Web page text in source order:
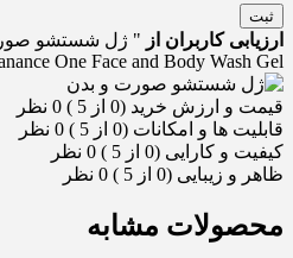
ثبت
ارزیابی کاربران از " ژل شستشو
One Face and Body Wash Gel "
قیمت و ارزش خرید (0 از 5 )
0 نظر
قابلیت ها و امکانات (0 از 5 )
0 نظر
کیفیت و کارایی (0 از 5 )
0 نظر
ظاهر و زیبایی (0 از 5 )
0 نظر
محصولات مشابه